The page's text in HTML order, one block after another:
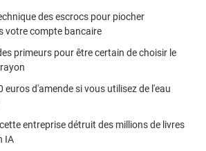
des escrocs pour piocher
votre compte bancaire
primeurs pour être certain de choisir le
euros d'amende si vous utilisez de l'eau
entreprise détruit des millions de livres
IA